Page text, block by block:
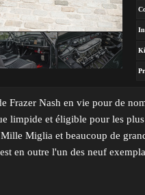
Frazer Nash en vie pour de
limpide et éligible pour les
Miglia et beaucoup de
en outre l'un des neuf